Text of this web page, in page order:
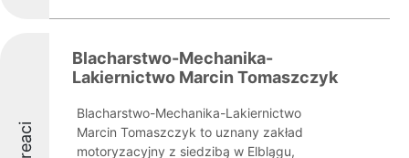
Blacharstwo-Mechanika-
Lakiernictwo Marcin Tomaszczyk
Blacharstwo-Mechanika-Lakiernictwo
Marcin Tomaszczyk to uznany zakład
motoryzacyjny z siedzibą w Elblągu,